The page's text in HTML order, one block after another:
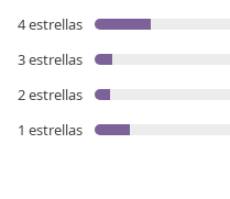
4 estrellas
3 estrellas
2 estrellas
1 estrellas